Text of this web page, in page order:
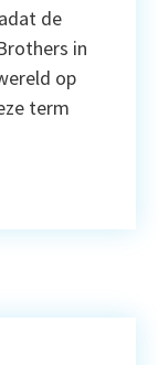
de
in
op
term